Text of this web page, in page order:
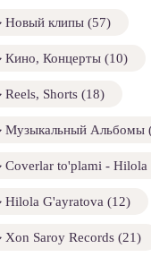
Новый клипы (57)
Кино, Концерты (10)
Reels, Shorts (18)
Музыкальный Альбомы
Coverlar to'plami - Hilola
Hilola G'ayratova (12)
Xon Saroy Records (21)